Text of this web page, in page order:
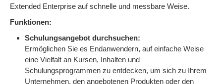
Extended Enterprise auf schnelle und messbare Weise.
Funktionen:
Schulungsangebot durchsuchen:
Ermöglichen Sie es Endanwendern, auf einfache Weise
eine Vielfalt an Kursen, Inhalten und
Schulungsprogrammen zu entdecken, um sich zu Ihrem
Unternehmen, den angebotenen Produkten oder den